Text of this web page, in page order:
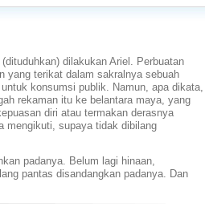
dilakukan Ariel. Perbuatan
yang terikat dalam sakralnya sebuah
konsumsi publik. Namun, apa dikata,
rekaman itu ke belantara maya, yang
diri atau termakan derasnya
mengikuti, supaya tidak dibilang
padanya. Belum lagi hinaan,
pantas disandangkan padanya. Dan